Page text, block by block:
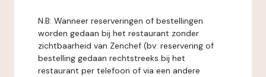
N.B: Wanneer reserveringen of bestellingen
worden gedaan bij het restaurant zonder
zichtbaarheid van Zenchef (bv: reservering of
bestelling gedaan rechtstreeks bij het
restaurant per telefoon of via een andere